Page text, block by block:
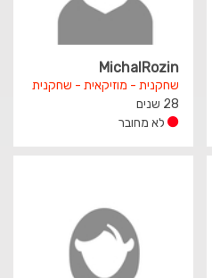
MichalRozin
שחקנית - מוזיקאית - שחקנית
28 שנים
לא מחובר